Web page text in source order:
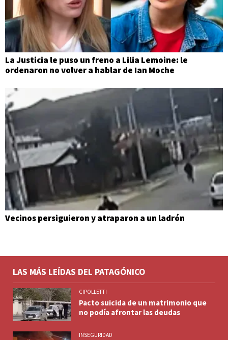
La Justicia le puso un freno a Lilia Lemoine: le
ordenaron no volver a hablar de Ian Moche
Vecinos persiguieron y atraparon a un ladrón
LAS MÁS LEÍDAS DEL PATAGÓNICO
CIPOLLETTI
Pacto suicida de un matrimonio que
no podía afrontar las deudas
INSEGURIDAD